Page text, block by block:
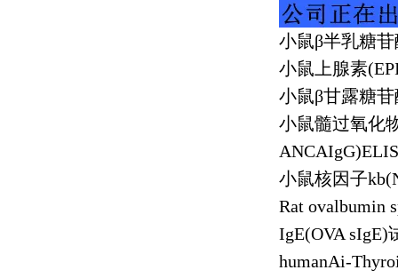
小鼠β半乳糖
小鼠上腺素
小鼠β甘露糖
小鼠髓过氧化
小鼠核因子
Rat ovalbumin
IgE(OVA sIgE)
humanAi-